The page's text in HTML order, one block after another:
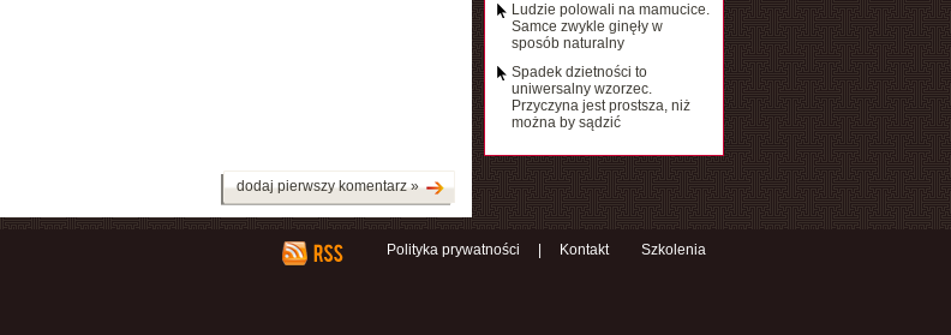
dodaj pierwszy komentarz »
Ludzie polowali na mamucice.
Samce zwykle ginęły w
sposób naturalny
Spadek dzietności to
uniwersalny wzorzec.
Przyczyna jest prostsza, niż
można by sądzić
Polityka prywatności Kontakt Szkolenia